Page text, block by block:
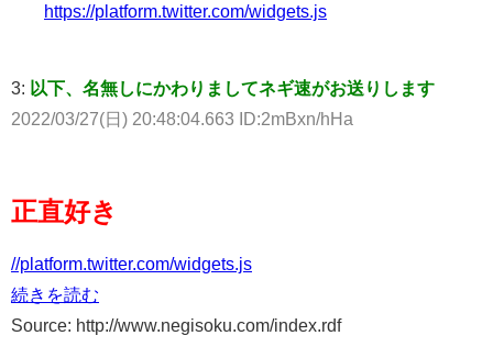
https://platform.twitter.com/widgets.js
3: 以下、名無しにかわりましてネギ速がお送りします
2022/03/27(日) 20:48:04.663 ID:2mBxn/hHa
正直好き
//platform.twitter.com/widgets.js
続きを読む
Source: http://www.negisoku.com/index.rdf